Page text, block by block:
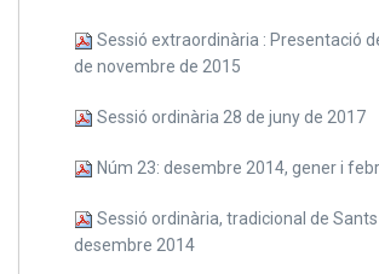
Sessió extraordinària : Presentació
de novembre de 2015
Sessió ordinària 28 de juny de 2017
Núm 23: desembre 2014, gener i
Sessió ordinària, tradicional de
desembre 2014